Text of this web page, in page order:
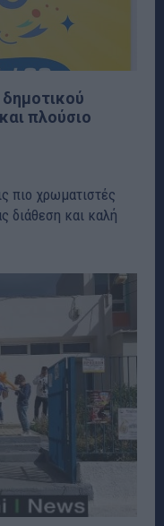
πλούσιο
πιο χρωματιστές
διάθεση και καλή